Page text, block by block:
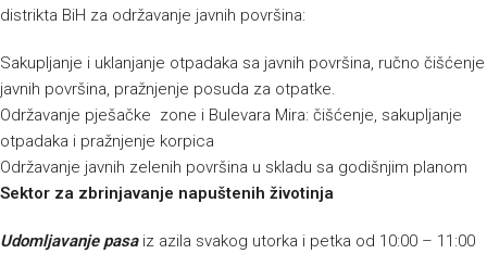
distrikta BiH za održavanje javnih površina:
Sakupljanje i uklanjanje otpadaka sa javnih površina, ručno čišćenje
javnih površina, pražnjenje posuda za otpatke.
Održavanje pješačke zone i Bulevara Mira: čišćenje, sakupljanje
otpadaka i pražnjenje korpica
Održavanje javnih zelenih površina u skladu sa godišnjim planom
Sektor za zbrinjavanje napuštenih životinja
Udomljavanje pasaiz azila svakog utorka i petka od 10:00 – 11:00